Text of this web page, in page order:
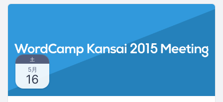
土
5月
16